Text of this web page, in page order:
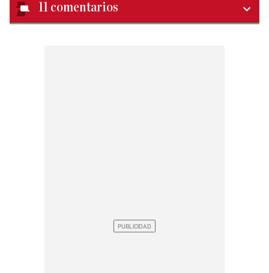
11 comentarios